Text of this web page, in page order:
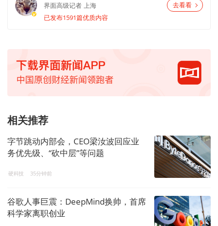
界面高级记者 上海
已发布1591篇优质内容
去看看
相关推荐
字节跳动内部会，CEO梁汝波回应业
务优先级、“砍中层”等问题
硬科技 35分钟前
谷歌人事巨震：DeepMind换帅，首席
科学家离职创业